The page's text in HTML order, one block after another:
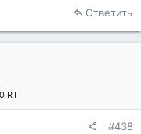
Ответить
RT
#438